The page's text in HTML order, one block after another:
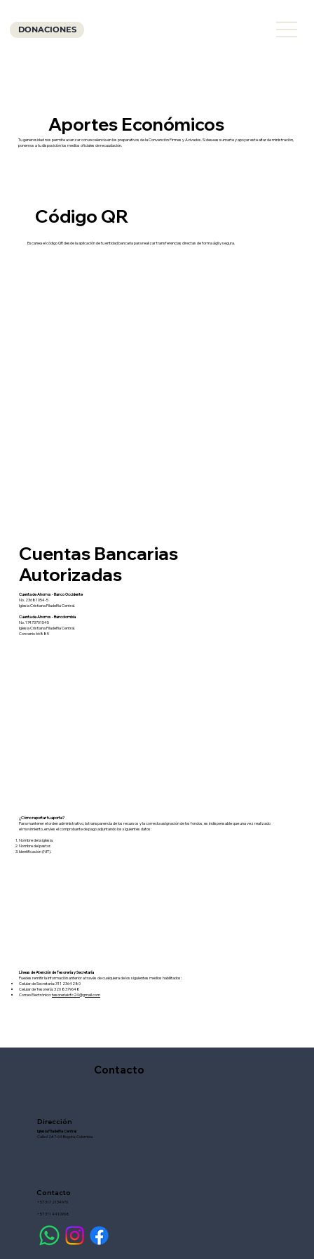
DONACIONES
Aportes Económicos
Tu generosidad nos permite avanzar con excelencia en los preparativos de la Convención Firmes y Avivados. Si deseas sumarte y apoyar este altar de ministración,
ponemos a tu disposición los medios oficiales de recaudación.
Código QR
Escanea el código QR desde la aplicación de tu entidad bancaria para realizar transferencias directas de forma ágil y segura.
Cuentas Bancarias
Autorizadas
Cuenta de Ahorros - Banco Occidente
No. 23681054-5
Iglesia Cristiana Filadelfia Central.
Cuenta de Ahorros - Bancolombia
No. 17473701545
Iglesia Cristiana Filadelfia Central.
Convenio 66885
¿Cómo reportar tu aporte?
Para mantener el orden administrativo, la transparencia de los recursos y la correcta asignación de los fondos, es indispensable que una vez realizado
el movimiento, envíes el comprobante de pago adjuntando los siguientes datos:
Nombre de la iglesia.
Nombre del pastor.
Identificación (NIT).
Líneas de Atención de Tesorería y Secretaría
Puedes remitir la información anterior a través de cualquiera de los siguientes medios habilitados:
Celular de Secretaría: 311 2364280
Celular de Tesorería: 320 8379648
Correo Electrónico:tesoreriaicfc24@gmail.com
Dirección
Iglesia Filadelfia Central
Calle 62#7-63. Bogotá, Colombia.
Contacto
Contacto
+57 317 2134970
+57 311 4410968